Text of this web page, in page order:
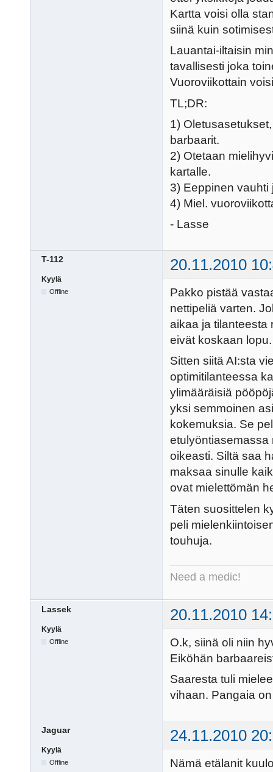
Kartta voisi olla
siinä kuin
Lauantai-iltaisin
tavallisesti joka
Vuoroviikottain
TL;DR:
1)
barbaarit.
2) Otetaan
kartalle.
3) Eeppinen vauhti
4) Miel.
- Lasse
T-112 20.11.2010
Kyylä
Offline
Pakko pistää
nettipeliä varten.
aikaa ja tilanteesta
eivät koskaan lopu.
Sitten siitä AI:sta
optimitilanteessa
ylimääräisiä
yksi semmoinen
kokemuksia. Se
etulyöntiasemassa
oikeasti. Siltä saa
maksaa sinulle
ovat mielettömän
Täten suosittelen
peli
touhuja.
Need a medic!
Lassek 20.11.2010
Kyylä
Offline
O.k, siinä oli niin
Eiköhän
Saaresta tuli
vihaan. Pangaia
Jaguar 24.11.2010
Kyylä
Offline
Nämä etälanit